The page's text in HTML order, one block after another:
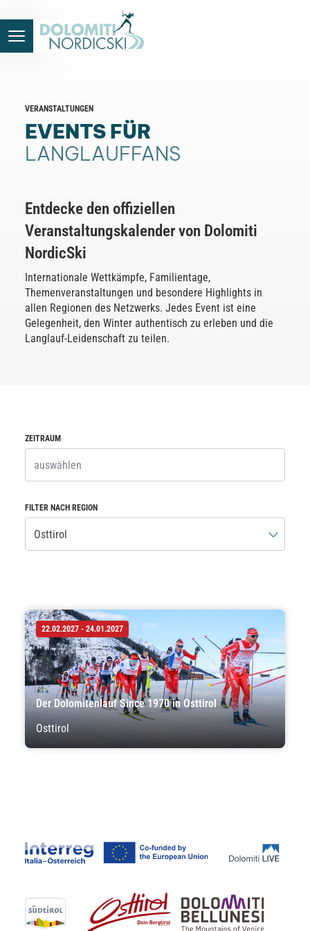
VERANSTALTUNGEN
EVENTS FÜR
LANGLAUFFANS
Entdecke den offiziellen
Veranstaltungskalender von Dolomiti
NordicSki
Internationale Wettkämpfe, Familientage,
Themenveranstaltungen und besondere Highlights in
allen Regionen des Netzwerks. Jedes Event ist eine
Gelegenheit, den Winter authentisch zu erleben und die
Langlauf-Leidenschaft zu teilen.
ZEITRAUM
FILTER NACH REGION
Osttirol
22.02.2027 - 24.01.2027
Der Dolomitenlauf Since 1970 in Osttirol
Osttirol